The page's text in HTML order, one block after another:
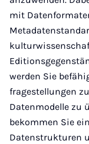
mit
werden Sie
fragestellungen
Datenmodelle zu
bekommen Sie
Datenstrukturen